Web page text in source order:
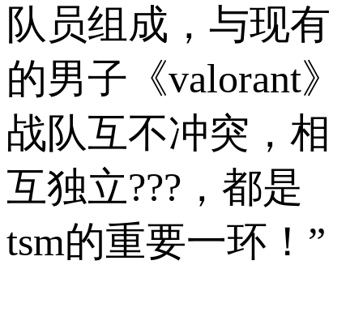
队员组成，与现有
的男子《valorant》
战队互不冲突，相
互独立???，都是
tsm的重要一环！”